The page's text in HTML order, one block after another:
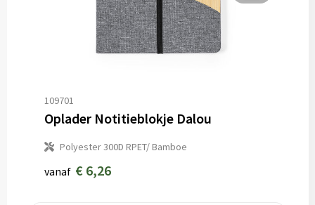
109701
Oplader Notitieblokje Dalou
Polyester 300D RPET/ Bamboe
vanaf € 6,26